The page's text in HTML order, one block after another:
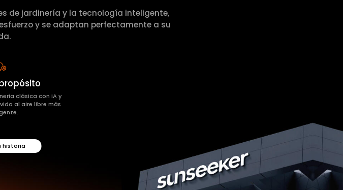
de jardinería y la tecnología inteligente,
y se adaptan perfectamente a su
clásica con IA y
al aire libre más
historia